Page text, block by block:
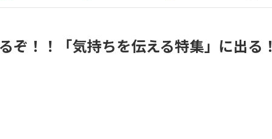
ぞ！！「気持ちを伝える特集」に出る！